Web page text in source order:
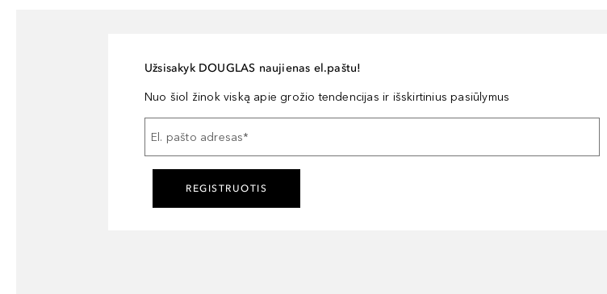
Užsisakyk DOUGLAS naujienas el.paštu!
Nuo šiol žinok viską apie grožio tendencijas ir išskirtinius pasiūlymus
El. pašto adresas*
REGISTRUOTIS